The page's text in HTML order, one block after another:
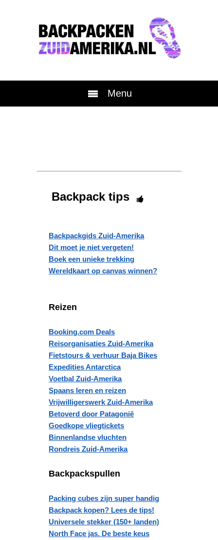
Menu
Backpack tips
Backpackgids Zuid-Amerika
Dit moet je niet vergeten!
Boek een unieke trekking
Wereldkaart op canvas winnen?
Reizen
Booking.com Deals
Reisorganisaties Zuid-Amerika
Fietstours & verhuur Baja Bikes
Expedities Antarctica
Voetbal Zuid-Amerika
Spaans leren en reizen
Vrijwilligerswerk Zuid-Amerika
Betoverd door Patagonië
Goedkope vliegtickets
Binnenlandse vluchten
Rondreis Zuid-Amerika
Backpackspullen
Packing cubes zijn super handig
Backpack kopen? Lees de tips!
Universele stekker (150+ landen)
North Face jas. De beste keus